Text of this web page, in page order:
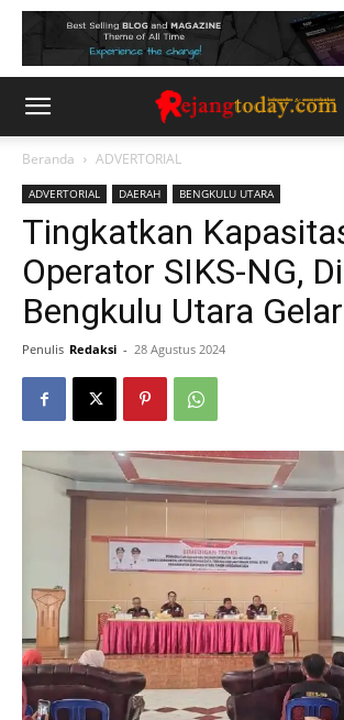
Beranda ADVERTORIAL
ADVERTORIAL DAERAH BENGKULU UTARA
Tingkatkan
Operator SIKS-NG,
Bengkulu Utara
Penulis Redaksi - 28 Agustus 2024